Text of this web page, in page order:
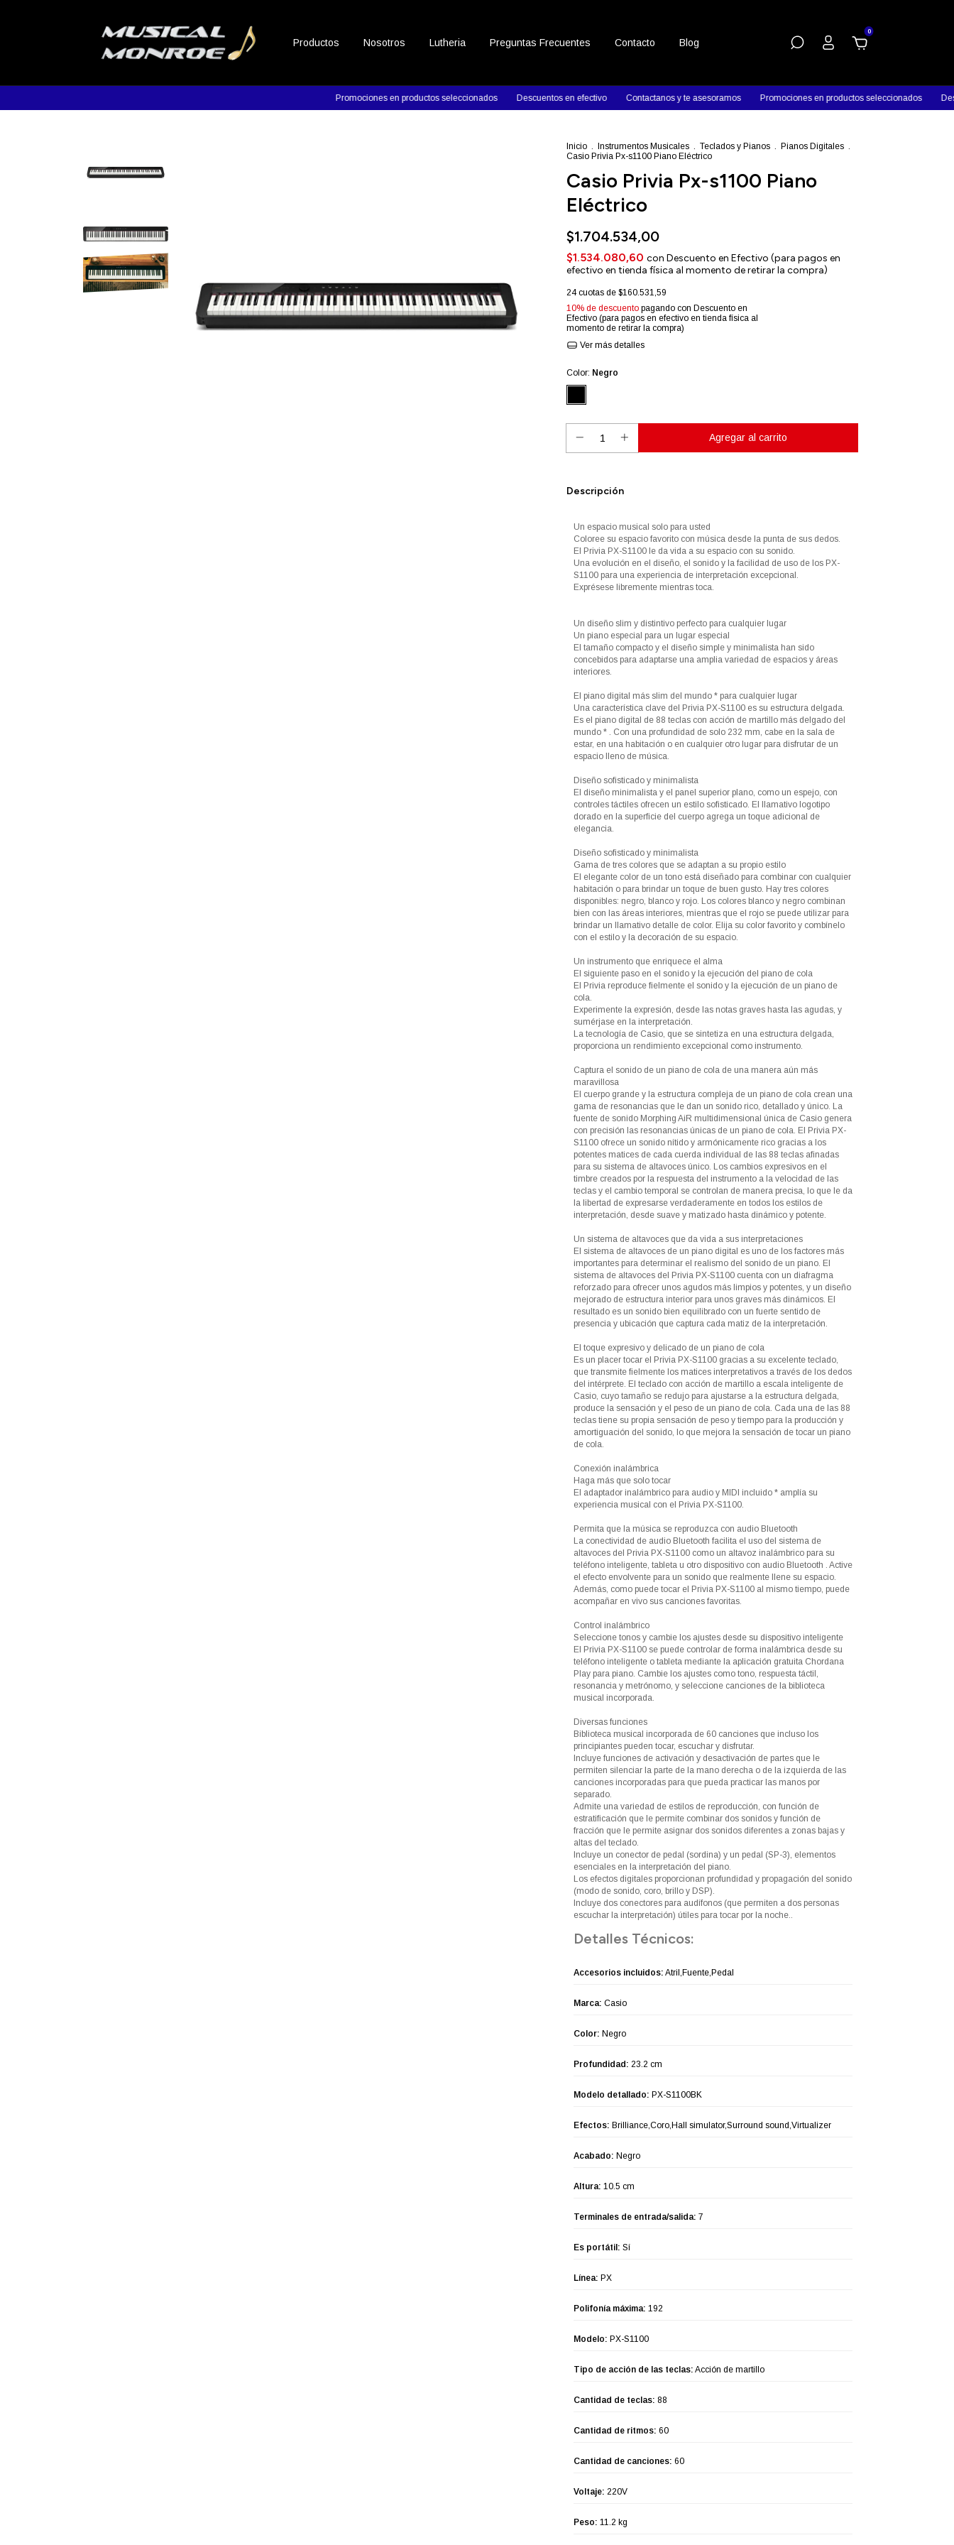
Productos Nosotros Lutheria Preguntas Frecuentes Contacto Blog
0
Promociones en productos seleccionados Descuentos en efectivo Contactanos y te asesoramos Promociones en productos seleccionados Descuentos en
Inicio . Instrumentos Musicales . Teclados y Pianos . Pianos Digitales .
Casio Privia Px-s1100 Piano Eléctrico
Casio Privia Px-s1100 Piano
Eléctrico
$1.704.534,00
$1.534.080,60 con Descuento en Efectivo (para pagos en
efectivo en tienda física al momento de retirar la compra)
24 cuotas de $160.531,59
10% de descuento pagando con Descuento en
Efectivo (para pagos en efectivo en tienda física al
momento de retirar la compra)
Ver más detalles
Color: Negro
Descripción
Un espacio musical solo para usted
Coloree su espacio favorito con música desde la punta de sus dedos.
El Privia PX-S1100 le da vida a su espacio con su sonido.
Una evolución en el diseño, el sonido y la facilidad de uso de los PX-
S1100 para una experiencia de interpretación excepcional.
Exprésese libremente mientras toca.
Un diseño slim y distintivo perfecto para cualquier lugar
Un piano especial para un lugar especial
El tamaño compacto y el diseño simple y minimalista han sido
concebidos para adaptarse una amplia variedad de espacios y áreas
interiores.
El piano digital más slim del mundo * para cualquier lugar
Una característica clave del Privia PX-S1100 es su estructura delgada.
Es el piano digital de 88 teclas con acción de martillo más delgado del
mundo * . Con una profundidad de solo 232 mm, cabe en la sala de
estar, en una habitación o en cualquier otro lugar para disfrutar de un
espacio lleno de música.
Diseño sofisticado y minimalista
El diseño minimalista y el panel superior plano, como un espejo, con
controles táctiles ofrecen un estilo sofisticado. El llamativo logotipo
dorado en la superficie del cuerpo agrega un toque adicional de
elegancia.
Diseño sofisticado y minimalista
Gama de tres colores que se adaptan a su propio estilo
El elegante color de un tono está diseñado para combinar con cualquier
habitación o para brindar un toque de buen gusto. Hay tres colores
disponibles: negro, blanco y rojo. Los colores blanco y negro combinan
bien con las áreas interiores, mientras que el rojo se puede utilizar para
brindar un llamativo detalle de color. Elija su color favorito y combínelo
con el estilo y la decoración de su espacio.
Un instrumento que enriquece el alma
El siguiente paso en el sonido y la ejecución del piano de cola
El Privia reproduce fielmente el sonido y la ejecución de un piano de
cola.
Experimente la expresión, desde las notas graves hasta las agudas, y
sumérjase en la interpretación.
La tecnología de Casio, que se sintetiza en una estructura delgada,
proporciona un rendimiento excepcional como instrumento.
Captura el sonido de un piano de cola de una manera aún más
maravillosa
El cuerpo grande y la estructura compleja de un piano de cola crean una
gama de resonancias que le dan un sonido rico, detallado y único. La
fuente de sonido Morphing AiR multidimensional única de Casio genera
con precisión las resonancias únicas de un piano de cola. El Privia PX-
S1100 ofrece un sonido nítido y armónicamente rico gracias a los
potentes matices de cada cuerda individual de las 88 teclas afinadas
para su sistema de altavoces único. Los cambios expresivos en el
timbre creados por la respuesta del instrumento a la velocidad de las
teclas y el cambio temporal se controlan de manera precisa, lo que le da
la libertad de expresarse verdaderamente en todos los estilos de
interpretación, desde suave y matizado hasta dinámico y potente.
Un sistema de altavoces que da vida a sus interpretaciones
El sistema de altavoces de un piano digital es uno de los factores más
importantes para determinar el realismo del sonido de un piano. El
sistema de altavoces del Privia PX-S1100 cuenta con un diafragma
reforzado para ofrecer unos agudos más limpios y potentes, y un diseño
mejorado de estructura interior para unos graves más dinámicos. El
resultado es un sonido bien equilibrado con un fuerte sentido de
presencia y ubicación que captura cada matiz de la interpretación.
El toque expresivo y delicado de un piano de cola
Es un placer tocar el Privia PX-S1100 gracias a su excelente teclado,
que transmite fielmente los matices interpretativos a través de los dedos
del intérprete. El teclado con acción de martillo a escala inteligente de
Casio, cuyo tamaño se redujo para ajustarse a la estructura delgada,
produce la sensación y el peso de un piano de cola. Cada una de las 88
teclas tiene su propia sensación de peso y tiempo para la producción y
amortiguación del sonido, lo que mejora la sensación de tocar un piano
de cola.
Conexión inalámbrica
Haga más que solo tocar
El adaptador inalámbrico para audio y MIDI incluido * amplía su
experiencia musical con el Privia PX-S1100.
Permita que la música se reproduzca con audio Bluetooth
La conectividad de audio Bluetooth facilita el uso del sistema de
altavoces del Privia PX-S1100 como un altavoz inalámbrico para su
teléfono inteligente, tableta u otro dispositivo con audio Bluetooth . Active
el efecto envolvente para un sonido que realmente llene su espacio.
Además, como puede tocar el Privia PX-S1100 al mismo tiempo, puede
acompañar en vivo sus canciones favoritas.
Control inalámbrico
Seleccione tonos y cambie los ajustes desde su dispositivo inteligente
El Privia PX-S1100 se puede controlar de forma inalámbrica desde su
teléfono inteligente o tableta mediante la aplicación gratuita Chordana
Play para piano. Cambie los ajustes como tono, respuesta táctil,
resonancia y metrónomo, y seleccione canciones de la biblioteca
musical incorporada.
Diversas funciones
Biblioteca musical incorporada de 60 canciones que incluso los
principiantes pueden tocar, escuchar y disfrutar.
Incluye funciones de activación y desactivación de partes que le
permiten silenciar la parte de la mano derecha o de la izquierda de las
canciones incorporadas para que pueda practicar las manos por
separado.
Admite una variedad de estilos de reproducción, con función de
estratificación que le permite combinar dos sonidos y función de
fracción que le permite asignar dos sonidos diferentes a zonas bajas y
altas del teclado.
Incluye un conector de pedal (sordina) y un pedal (SP-3), elementos
esenciales en la interpretación del piano.
Los efectos digitales proporcionan profundidad y propagación del sonido
(modo de sonido, coro, brillo y DSP).
Incluye dos conectores para audífonos (que permiten a dos personas
escuchar la interpretación) útiles para tocar por la noche..
Detalles Técnicos:
Accesorios incluidos: Atril,Fuente,Pedal
Marca: Casio
Color: Negro
Profundidad: 23.2 cm
Modelo detallado: PX-S1100BK
Efectos: Brilliance,Coro,Hall simulator,Surround sound,Virtualizer
Acabado: Negro
Altura: 10.5 cm
Terminales de entrada/salida: 7
Es portátil: Sí
Línea: PX
Polifonía máxima: 192
Modelo: PX-S1100
Tipo de acción de las teclas: Acción de martillo
Cantidad de teclas: 88
Cantidad de ritmos: 60
Cantidad de canciones: 60
Voltaje: 220V
Peso: 11.2 kg